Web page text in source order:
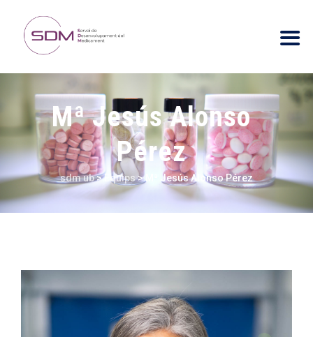
Mª Jesús Alonso
Pérez
sdm ub>Equips> Mª Jesús Alonso Pérez